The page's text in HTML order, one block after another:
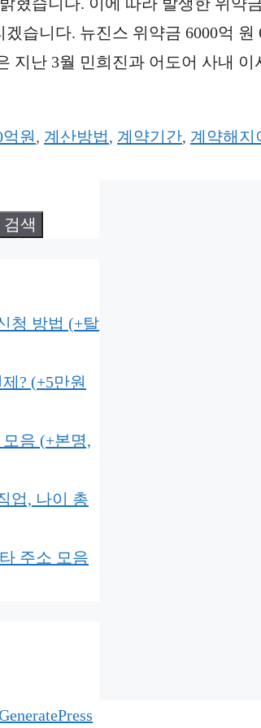
혔습니다. 이에 따라 발생한 위약
습니다. 뉴진스 위약금 6000억 원
지난 3월 민희진과 어도어 사내
억원, 계산방법, 계약기간, 계약해지
검색
청 방법 (+탈
? (+5만원
음 (+본명,
업, 나이 총
주소 모음